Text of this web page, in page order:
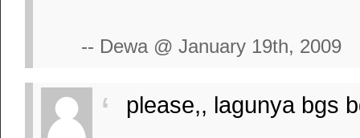
-- Dewa @ January 19th, 2009
please,, lagunya bgs